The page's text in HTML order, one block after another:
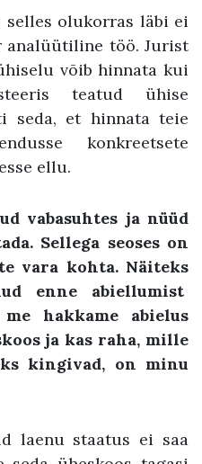
olukorras läbi ei
analüütiline töö. Jurist
võib hinnata kui
teatud ühise
seda, et hinnata teie
konkreetsete
ellu.
vabasuhtes ja nüüd
Sellega seoses on
vara kohta. Näiteks
enne abiellumist
hakkame abielus
ja kas raha, mille
kingivad, on minu
laenu staatus ei saa